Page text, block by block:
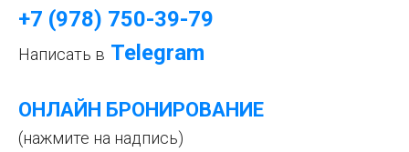
+7 (978) 750-39-79
Написать в Telegram
ОНЛАЙН БРОНИРОВАНИЕ
(нажмите на надпись)